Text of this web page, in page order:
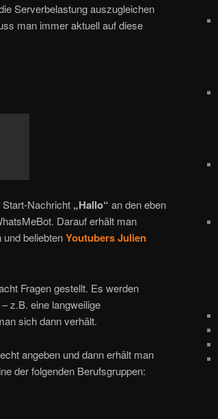
Serverbelastung auszugleichen
man immer aktuell auf diese
Nachricht „Hallo“ an den eben
Darauf erhält man
beliebtenYoutubers Julien
Fragen gestellt. Es werden
z.B. eine langweilige
sich dann verhält.
angeben und dann erhält man
der folgenden Berufsgruppen: